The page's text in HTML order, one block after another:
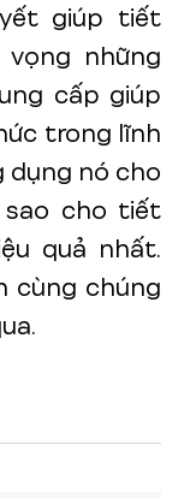
giúp tiết
những
cấp giúp
trong lĩnh
dụng nó cho
sao cho tiết
quả nhất.
cùng chúng